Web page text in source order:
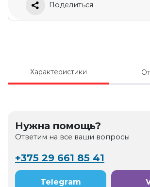
Поделиться
Характеристики
Нужна помощь?
Ответим на все ваши вопросы
+375 29 661 85 41
Telegram